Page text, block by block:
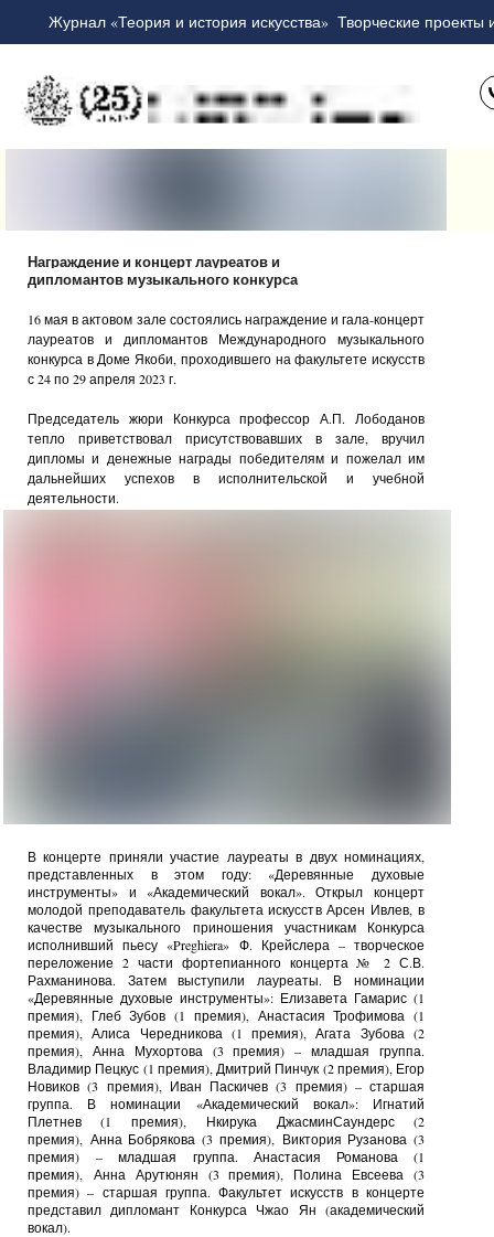
Журнал «Теория и история искусства» Творческие проекты
16 мая в актовом зале состоялись награждение и гала-концерт
лауреатов и дипломантов Международного музыкального
конкурса в Доме Якоби, проходившего на факультете искусств
с 24 по 29 апреля 2023 г.
Председатель жюри Конкурса профессор А.П. Лободанов
тепло приветствовал присутствовавших в зале, вручил
дипломы и денежные награды победителям и пожелал им
дальнейших успехов в исполнительской и учебной
деятельности.
В концерте приняли участие лауреаты в двух номинациях,
представленных в этом году: «Деревянные духовые
инструменты» и «Академический вокал». Открыл концерт
молодой преподаватель факультета искусств Арсен Ивлев, в
качестве музыкального приношения участникам Конкурса
исполнивший пьесу «Preghiera» Ф. Крейслера – творческое
переложение 2 части фортепианного концерта № 2 С.В.
Рахманинова. Затем выступили лауреаты. В номинации
«Деревянные духовые инструменты»: Елизавета Гамарис (1
премия), Глеб Зубов (1 премия), Анастасия Трофимова (1
премия), Алиса Чередникова (1 премия), Агата Зубова (2
премия), Анна Мухортова (3 премия) – младшая группа.
Владимир Пецкус (1 премия), Дмитрий Пинчук (2 премия), Егор
Новиков (3 премия), Иван Паскичев (3 премия) – старшая
группа. В номинации «Академический вокал»: Игнатий
Плетнев (1 премия), Нкирука ДжасминСаундерс (2
премия), Анна Бобрякова (3 премия), Виктория Рузанова (3
премия)– младшая группа. Анастасия Романова (1
премия), Анна Арутюнян (3 премия), Полина Евсеева (3
премия) – старшая группа. Факультет искусств в концерте
представил дипломант Конкурса Чжао Ян (академический
вокал).
Награждение и концерт лауреатов и
дипломантов музыкального конкурса